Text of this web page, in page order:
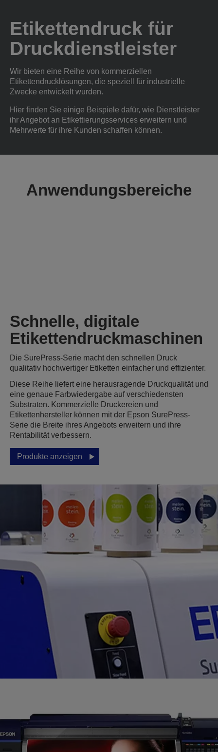
Etikettendruck für
Druckdienstleister
Wir bieten eine Reihe von kommerziellen
Etikettendrucklösungen, die speziell für industrielle
Zwecke entwickelt wurden.
Hier finden Sie einige Beispiele dafür, wie Dienstleister
ihr Angebot an Etikettierungsservices erweitern und
Mehrwerte für ihre Kunden schaffen können.
Anwendungsbereiche
Schnelle, digitale
Etikettendruckmaschinen
Die SurePress-Serie macht den schnellen Druck
qualitativ hochwertiger Etiketten einfacher und effizienter.
Diese Reihe liefert eine herausragende Druckqualität und
eine genaue Farbwiedergabe auf verschiedensten
Substraten. Kommerzielle Druckereien und
Etikettenhersteller können mit der Epson SurePress-
Serie die Breite ihres Angebots erweitern und ihre
Rentabilität verbessern.
Produkte anzeigen